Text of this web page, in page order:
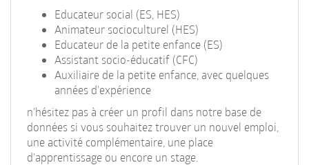
IT
DE
ES
PT
Educateur social (ES, HES)
Animateur socioculturel (HES)
Educateur de la petite enfance (ES)
Assistant socio-éducatif (CFC)
Auxiliaire de la petite enfance, avec quelques
années d'expérience
n'hésitez pas à créer un profil dans notre base de
données si vous souhaitez trouver un nouvel emploi,
une activité complémentaire, une place
d'apprentissage ou encore un stage.